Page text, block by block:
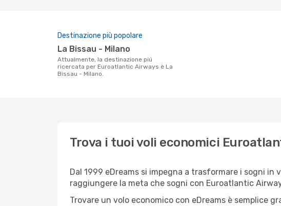
Destinazione più popolare
La Bissau - Milano
Attualmente, la destinazione piú
ricercata per Euroatlantic Airways è La
Bissau - Milano.
Trova i tuoi voli economici
Dal 1999 eDreams si impegna a trasformare i sogni
raggiungere la meta che sogni con Euroatlantic
Trovare un volo economico con eDreams è semplice